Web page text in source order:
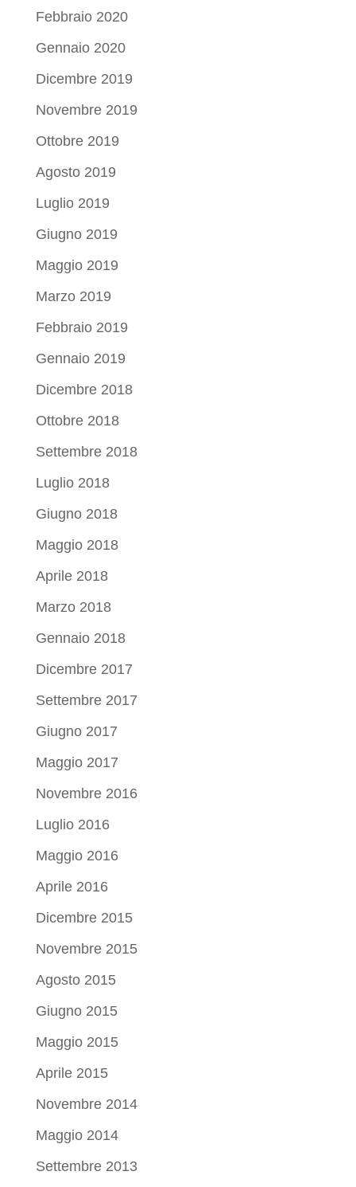
Febbraio 2020
Gennaio 2020
Dicembre 2019
Novembre 2019
Ottobre 2019
Agosto 2019
Luglio 2019
Giugno 2019
Maggio 2019
Marzo 2019
Febbraio 2019
Gennaio 2019
Dicembre 2018
Ottobre 2018
Settembre 2018
Luglio 2018
Giugno 2018
Maggio 2018
Aprile 2018
Marzo 2018
Gennaio 2018
Dicembre 2017
Settembre 2017
Giugno 2017
Maggio 2017
Novembre 2016
Luglio 2016
Maggio 2016
Aprile 2016
Dicembre 2015
Novembre 2015
Agosto 2015
Giugno 2015
Maggio 2015
Aprile 2015
Novembre 2014
Maggio 2014
Settembre 2013